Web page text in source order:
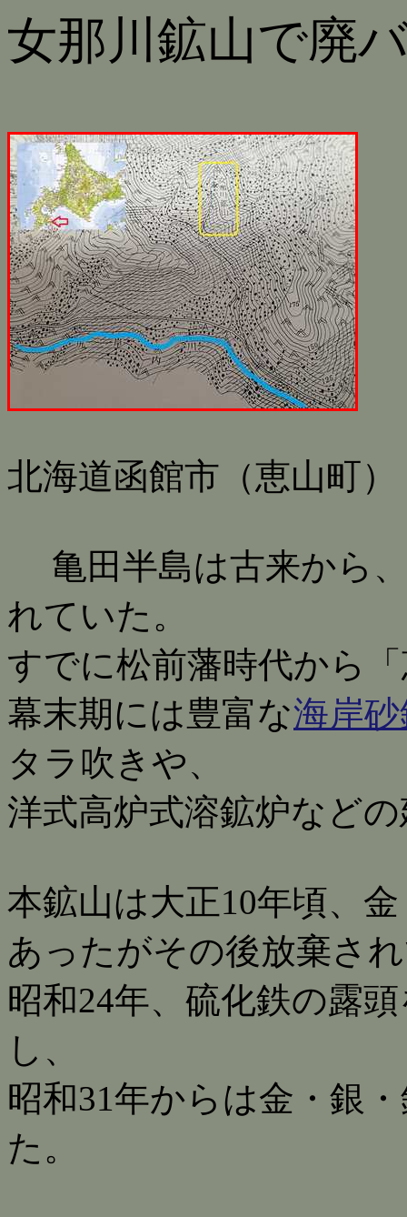
女那川鉱山で廃
北海道函館市（恵山町）
亀田半島は古来から
れていた。
すでに松前藩時代から
幕末期には豊富な海岸
タラ吹きや、
洋式高炉式溶鉱炉など
本鉱山は大正10年頃、
あったがその後放棄さ
昭和24年、硫化鉄の露
し、
昭和31年からは金・銀
た。